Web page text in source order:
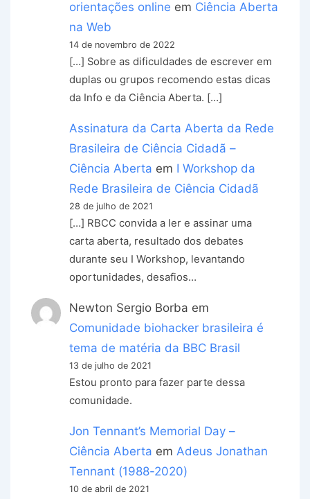
orientações online em Ciência Aberta
na Web
14 de novembro de 2022
[…] Sobre as dificuldades de escrever em
duplas ou grupos recomendo estas dicas
da Info e da Ciência Aberta. […]
Assinatura da Carta Aberta da Rede
Brasileira de Ciência Cidadã –
Ciência Aberta em I Workshop da
Rede Brasileira de Ciência Cidadã
28 de julho de 2021
[…] RBCC convida a ler e assinar uma
carta aberta, resultado dos debates
durante seu I Workshop, levantando
oportunidades, desafios…
Newton Sergio Borba em
Comunidade biohacker brasileira é
tema de matéria da BBC Brasil
13 de julho de 2021
Estou pronto para fazer parte dessa
comunidade.
Jon Tennant’s Memorial Day –
Ciência Aberta emAdeus Jonathan
Tennant (1988-2020)
10 de abril de 2021